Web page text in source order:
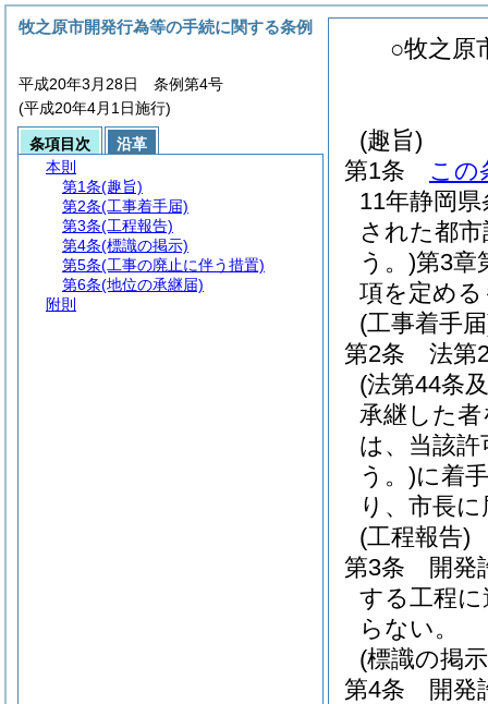
○牧之原
(趣旨)
第1条
この
11年静岡
された都
う。)第3章
項を定め
(工事着手
第2条
法第
(法第44条
承継した
は、当該
う。)に着
り、市長
(工程報告)
第3条
開発
する工程
らない。
(標識の掲
第4条
開発
牧之原市開発行為等の手続に関する条例
平成20年3月28日 条例第4号
(平成20年4月1日施行)
条項目次
沿革
本則
第1条(趣旨)
第2条(工事着手届)
第3条(工程報告)
第4条(標識の掲示)
第5条(工事の廃止に伴う措置)
第6条(地位の承継届)
附則